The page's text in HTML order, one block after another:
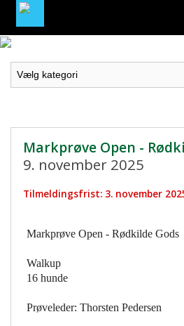
LOGIN / PROFIL
Markprøve Open -
9. november 2025
Tilmeldingsfrist: 3. november
Markprøve Open - Rødkilde
Walkup
16 hunde
Prøveleder: Thorsten Pedersen